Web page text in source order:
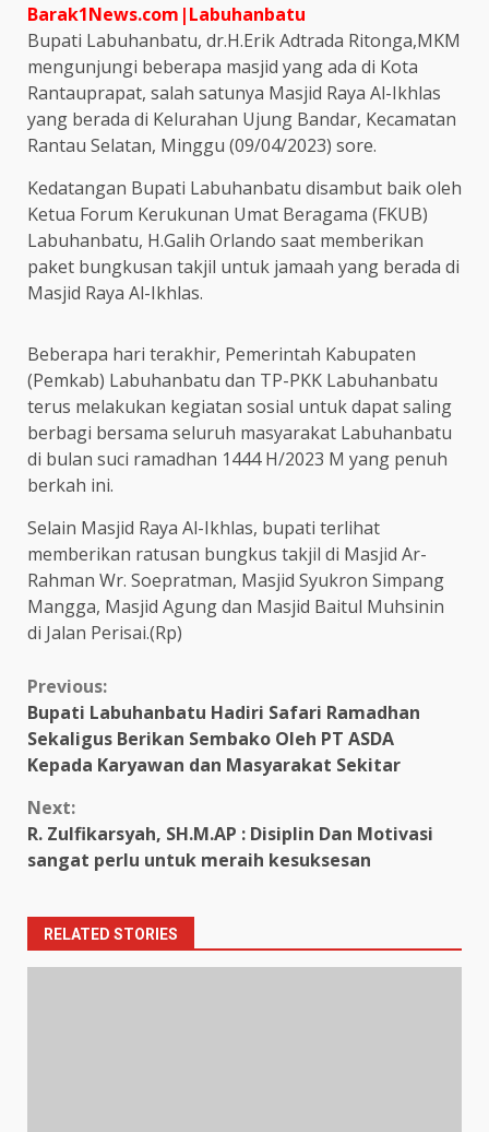
Barak1News.com|Labuhanbatu
Bupati Labuhanbatu, dr.H.Erik Adtrada Ritonga,MKM
mengunjungi beberapa masjid yang ada di Kota
Rantauprapat, salah satunya Masjid Raya Al-Ikhlas
yang berada di Kelurahan Ujung Bandar, Kecamatan
Rantau Selatan, Minggu (09/04/2023) sore.
Kedatangan Bupati Labuhanbatu disambut baik oleh
Ketua Forum Kerukunan Umat Beragama (FKUB)
Labuhanbatu, H.Galih Orlando saat memberikan
paket bungkusan takjil untuk jamaah yang berada di
Masjid Raya Al-Ikhlas.
Beberapa hari terakhir, Pemerintah Kabupaten
(Pemkab) Labuhanbatu dan TP-PKK Labuhanbatu
terus melakukan kegiatan sosial untuk dapat saling
berbagi bersama seluruh masyarakat Labuhanbatu
di bulan suci ramadhan 1444 H/2023 M yang penuh
berkah ini.
Selain Masjid Raya Al-Ikhlas, bupati terlihat
memberikan ratusan bungkus takjil di Masjid Ar-
Rahman Wr. Soepratman, Masjid Syukron Simpang
Mangga, Masjid Agung dan Masjid Baitul Muhsinin
di Jalan Perisai.(Rp)
Continue
Reading
Previous:
Bupati Labuhanbatu Hadiri Safari Ramadhan
Sekaligus Berikan Sembako Oleh PT ASDA
Kepada Karyawan dan Masyarakat Sekitar
Next:
R. Zulfikarsyah, SH.M.AP : Disiplin Dan Motivasi
sangat perlu untuk meraih kesuksesan
RELATED STORIES